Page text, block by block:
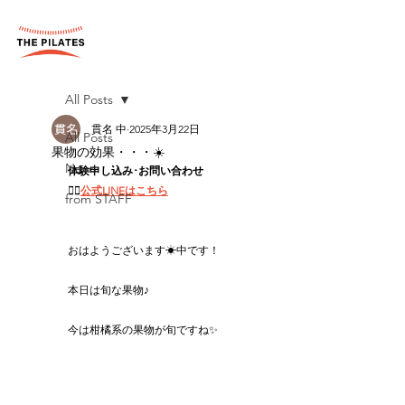
All Posts
News
from STAFF
All Posts
果物の効果・・・☀️
貫名 中 2025年3月22日
体験申し込み･お問い合わせ
👉🏻公式LINEはこちら
おはようございます☀中です！
本日は旬な果物♪
今は柑橘系の果物が旬ですね✨